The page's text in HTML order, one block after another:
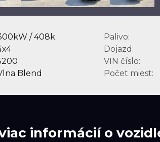
/ 408k Palivo:
Dojazd:
VIN číslo:
Blend Počet miest:
informácií o